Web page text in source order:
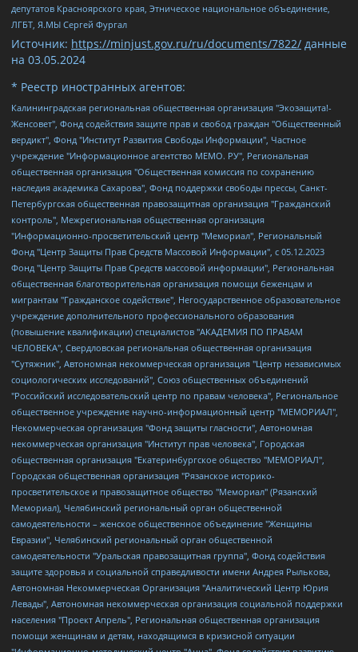
депутатов Красноярского края, Этническое национальное объединение,
ЛГБТ, Я.МЫ Сергей Фургал
Источник: https://minjust.gov.ru/ru/documents/7822/ данные
на 03.05.2024
* Реестр иностранных агентов:
Калининградская региональная общественная организация "Экозащита!-Женсовет", Фонд содействия защите прав и свобод граждан "Общественный вердикт", Фонд "Институт Развития Свободы Информации", Частное учреждение "Информационное агентство МЕМО. РУ", Региональная общественная организация "Общественная комиссия по сохранению наследия академика Сахарова", Фонд поддержки свободы прессы, Санкт-Петербургская общественная правозащитная организация "Гражданский контроль", Межрегиональная общественная организация "Информационно-просветительский центр "Мемориал", Региональный Фонд "Центр Защиты Прав Средств Массовой Информации", с 05.12.2023 Фонд "Центр Защиты Прав Средств массовой информации", Региональная общественная благотворительная организация помощи беженцам и мигрантам "Гражданское содействие", Негосударственное образовательное учреждение дополнительного профессионального образования (повышение квалификации) специалистов "АКАДЕМИЯ ПО ПРАВАМ ЧЕЛОВЕКА", Свердловская региональная общественная организация "Сутяжник", Автономная некоммерческая организация "Центр независимых социологических исследований", Союз общественных объединений "Российский исследовательский центр по правам человека", Региональное общественное учреждение научно-информационный центр "МЕМОРИАЛ", Некоммерческая организация "Фонд защиты гласности", Автономная некоммерческая организация "Институт прав человека", Городская общественная организация "Екатеринбургское общество "МЕМОРИАЛ", Городская общественная организация "Рязанское историко-просветительское и правозащитное общество "Мемориал" (Рязанский Мемориал), Челябинский региональный орган общественной самодеятельности – женское общественное объединение "Женщины Евразии", Челябинский региональный орган общественной самодеятельности "Уральская правозащитная группа", Фонд содействия защите здоровья и социальной справедливости имени Андрея Рылькова, Автономная Некоммерческая Организация "Аналитический Центр Юрия Левады", Автономная некоммерческая организация социальной поддержки населения "Проект Апрель", Региональная общественная организация помощи женщинам и детям, находящимся в кризисной ситуации "Информационно-методический центр "Анна", Фонд содействия развитию массовых коммуникаций и правовому просвещению "Так-так-Так", Фонд содействия устойчивому развитию "Серебряная тайга", Свердловский региональный общественный фонд социальных проектов "Новое время", "Idel.Реалии", Кавказ.Реалии, Крым.Реалии, Телеканал Настоящее Время, Татаро-башкирская служба Радио Свобода (Azatliq Radiosi), Радио Свободная Европа/Радио Свобода (PCE/PC), "Сибирь.Реалии", "Фактограф", Благотворительный фонд помощи осужденным и их семьям, Автономная некоммерческая организация "Институт глобализации и социальных движений", Фонд "В защиту прав заключенных", Частное учреждение "Центр поддержки и содействия развитию средств массовой информации", Пензенский региональный общественный благотворительный фонд "Гражданский союз", "Север.Реалии", Некоммерческая организация Фонд "Правовая инициатива", Общество с ограниченной ответственностью "Радио Свободная Европа/Радио Свобода", Чешское информационное агентство "MEDIUM-ORIENT", Красноярская региональная общественная организация "Мы против СПИДа", Камалягин Денис Николаевич, Маркелов Сергей Евгеньевич, Пономарев Лев Александрович, Савицкая Людмила Алексеевна, Автономная некоммерческая организация "Центр по работе с проблемой насилия "НАСИЛИЮ.НЕТ", Межрегиональный профессиональный союз работников здравоохранения "Альянс врачей", Юридическое лицо, зарегистрированное в Латвийской Республике, SIA "Medusa Project" (регистрационный номер 40103797863, дата регистрации 10.06.2014), Некоммерческая организация "Фонд по борьбе с коррупцией", Автономная некоммерческая организация "Институт права и публичной политики", Баданин Роман Сергеевич, Гликин Максим Александрович, Железнова Мария Михайловна, Лукьянова Юлия Сергеевна, Маетная Елизавета Витальевна, Маняхин Петр Борисович, Чуракова Ольга Владимировна, Ярош Юлия Петровна, Юридическое лицо "The Insider SIA", зарегистрированное в Риге, Латвийская Республика (дата регистрации 26.06.2015), являющееся администратором доменного имени интернет-издания "The Insider SIA", https://theins.ru, Постернак Алексей Евгеньевич, Рубин Михаил Аркадьевич, Анин Роман Александрович, Юридическое лицо Istories fonds, зарегистрированное в Латвийской Республике (регистрационный номер 50008295751, дата регистрации 24.02.2020), Великовский Дмитрий Александрович, Долинина Ирина Николаевна, Мароховская Алеся Алексеевна, Шлейнов Роман Юрьевич, Шмагун Олеся Валентиновна, Общество с ограниченной ответственностью "Альтаир 2021", Общество с ограниченной ответственностью "Вега 2021", Общество с ограниченной ответственностью "Главный редактор 2021", Общество с ограниченной ответственностью "Ромашки монолит", Важенков Артем Валерьевич, Ивановская областная общественная организация "Центр гендерных исследований", Гурман Юрий Альбертович, Медиапроект "ОВД-Инфо", Егоров Владимир Владимирович, Жилинский Владимир Александрович, Общество с ограниченной ответственностью "ЗП", Иванова София Юрьевна, Карезина Инна Павловна, Кильтау Екатерина Викторовна, Петров Алексей Викторович, Пискунов Сергей Евгеньевич, Смирнов Сергей Сергеевич, Тихонов Михаил Сергеевич, Общество с ограниченной ответственностью "ЖУРНАЛИСТ-ИНОСТРАННЫЙ АГЕНТ", Арапова Галина Юрьевна, Вольтская Татьяна Анатольевна, Американская компания "Mason G.E.S. Anonymous Foundation" (США), являющаяся владельцем интернет-издания https://mnews.world/, Компания "Stichting Bellingcat", зарегистрированная в Нидерландах (дата регистрации 11.07.2018), Захаров Андрей Вячеславович, Клепиковская Екатерина Дмитриевна, Общество с ограниченной ответственностью "МЕМО", Перл Роман Александрович, Симонов Евгений Алексеевич, Соловьева Елена Анатольевна, Сотников Даниил Владимирович, Сурначева Елизавета Дмитриевна, Автономная некоммерческая организация по защите прав человека и информированию населения "Якутия – Наше Мнение", Общество с ограниченной ответственностью "Москоу диджитал медиа", с 26.01.2023 Общество с ограниченной ответственностью "Чайка Белые сады", Ветошкина Валерия Валерьевна, Заговора Максим Александрович, Межрегиональное общественное движение "Российская ЛГБТ - сеть", Оленичев Максим Владимирович, Павлов Иван Юрьевич, Скворцова Елена Сергеевна, Общество с ограниченной ответственностью "Как бы инагент", Кочетков Игорь Викторович, Общество с ограниченной ответственностью "Честные выборы", Еланчик Олег Александрович, Общество с ограниченной ответственностью "Нобелевский призыв", Гималова Регина Эмилевна, Григорьев Андрей Валерьевич, Григорьева Алина Александровна, Ассоциация по содействию защите прав призывников, альтернативнослужащих и военнослужащих "Правозащитная группа "Гражданин.Армия.Право", Хисамова Регина Фаритовна, Автономная некоммерческая организация по реализации социально-правовых программ "Лилит", Дальневосточное общественное движение "Маяк", Санкт-Петербургская ЛГБТ-инициативная группа "Выход", Инициативная группа ЛГБТ+ "Реверс", Алексеев Андрей Викторович, Бекбулатова Таисия Львовна, Беляев Иван Михайлович, Владыкина Елена Сергеевна, Гельман Марат Александрович, Никульшина Вероника Юрьевна, Толоконникова Надежда Андреевна, Шендерович Виктор Анатольевич, Общество с ограниченной ответственностью "Данное сообщение", Общество с ограниченной ответственностью Издательский дом "Новая глава", Айнбиндер Александра Александровна, Московский комьюнити-центр для ЛГБТ+инициатив, Благотворительный фонд развития филантропии, Deutsche Welle (Германия, Kurt-Schumacher-Strasse 3, 53113 Bonn), Борзунова Мария Михайловна, Воробьев Виктор Викторович, Голубева Анна Львовна, Константинова Алла Михайловна, Малкова Ирина Владимировна, Мурадов Мурад Абдулгалимович, Осетинская Елизавета Николаевна, Понасенков Евгений Николаевич, Ганапольский Матвей Юрьевич, Киселев Евгений Алексеевич, Борухович Ирина Григорьевна, Дремин Иван Тимофеевич, Дубровский Дмитрий Викторович, Красноярская региональная общественная организация поддержки и развития альтернативных образовательных технологий и межкультурных коммуникаций "ИНТЕРРА", Маяковская Екатерина Алексеевна, Фейгин Марк Захарович, Филимонов Андрей Викторович, Дзугкоева Регина Николаевна, Доброхотов Роман Александрович, Дудь Юрий Александрович, Елкин Сергей Владимирович, Кругликов Кирилл Игоревич, Сабунаева Мария Леонидовна, Семенов Алексей Владимирович, Шаинян Карен Багратович, Шульман Екатерина Михайловна, Асафьев Артур Валерьевич, Вахштайн Виктор Семенович, Венедиктов Алексей Алексеевич, Лушникова Екатерина Евгеньевна, Волков Леонид Михайлович, Невзоров Александр Глебович, Пархоменко Сергей Борисович, Сироткин Ярослав Николаевич, Кара-Мурза Владимир Владимирович, Баранова Наталья Владимировна, Гозман Леонид Яковлевич, Кагарлицкий Борис Юльевич, Климарев Михаил Валерьевич, Милов Владимир Станиславович, Автономная некоммерческая организация Краснодарский центр современного искусства "Типография", Моргенштерн Алишер Тагирович, Соболь Любовь Эдуардовна, Общество с ограниченной ответственностью "ЛИЗА НОРМ", Каспаров Гарри Кимович, Ходорковский Михаил Борисович, Общество с ограниченной ответственностью "Апрельские тезисы", Данилович Ирина Брониславовна, Кашин Олег Владимирович, Петров Николай Владимирович, Пивоваров Алексей Владимирович, Соколов Михаил Владимирович, Цветкова Юлия Владимировна, Чичваркин Евгений Александрович, Комитет против пыток/Команда против пыток, Общество с ограниченной ответственностью "Первый научный", Общество с ограниченной ответственностью "Вертолет и ко", Белоцерковская Вероника Борисовна, Кац Максим Евгеньевич, Лазарева Татьяна Юрьевна, Шаведдинов Руслан Табризович, Яшин Илья Валерьевич, Общество с ограниченной ответственностью "Иноагент ААВ", Алешковский Дмитрий Петрович, Альбац Евгения Марковна, Быков Дмитрий Львович, Галямина Юлия Евгеньевна, Лойко Сергей Леонидович, Мартынов Кирилл Константинович, Медведев Сергей Александрович, Крашенинников Федор Геннадиевич, Гордеева Катерина Вл